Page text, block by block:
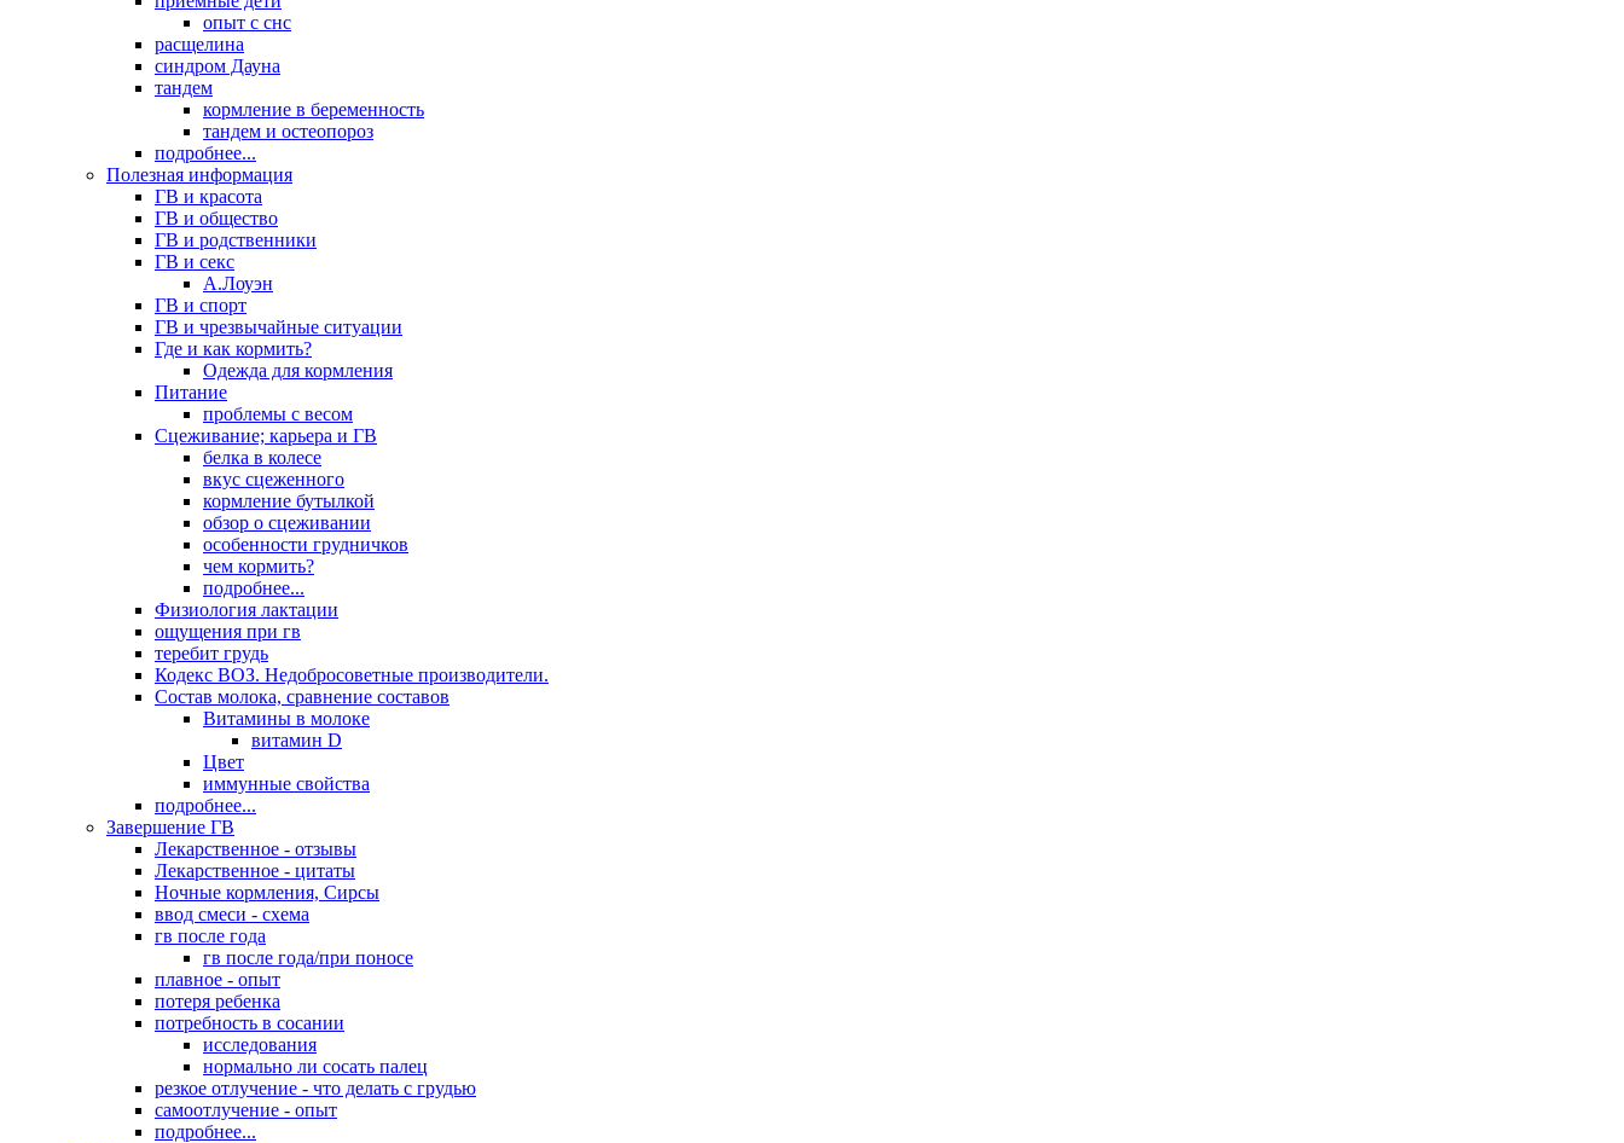
опыт с снс
расщелина
синдром Дауна
тандем
кормление в беременность
тандем и остеопороз
подробнее...
Полезная информация
ГВ и красота
ГВ и общество
ГВ и родственники
ГВ и секс
А.Лоуэн
ГВ и спорт
ГВ и чрезвычайные ситуации
Где и как кормить?
Одежда для кормления
Питание
проблемы с весом
Сцеживание; карьера и ГВ
белка в колесе
вкус сцеженного
кормление бутылкой
обзор о сцеживании
особенности грудничков
чем кормить?
подробнее...
Физиология лактации
ощущения при гв
теребит грудь
Кодекс ВОЗ. Недобросоветные производители.
Состав молока, сравнение составов
Витамины в молоке
витамин D
Цвет
иммунные свойства
подробнее...
Завершение ГВ
Лекарственное - отзывы
Лекарственное - цитаты
Ночные кормления, Сирсы
ввод смеси - схема
гв после года
гв после года/при поносе
плавное - опыт
потеря ребенка
потребность в сосании
исследования
нормально ли сосать палец
резкое отлучение - что делать с грудью
самоотлучение - опыт
подробнее...